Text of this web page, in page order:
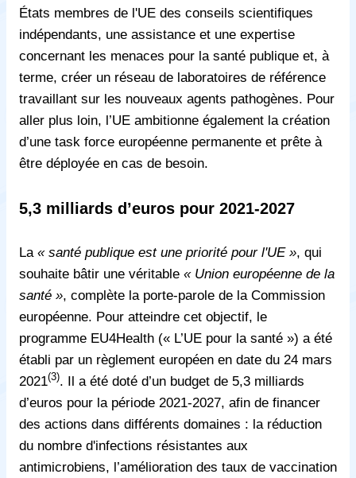
États membres de l'UE des conseils scientifiques
indépendants, une assistance et une expertise
concernant les menaces pour la santé publique et, à
terme, créer un réseau de laboratoires de référence
travaillant sur les nouveaux agents pathogènes. Pour
aller plus loin, l’UE ambitionne également la création
d’une task force européenne permanente et prête à
être déployée en cas de besoin.
5,3 milliards d’euros pour 2021-2027
La « santé publique est une priorité pour l'UE », qui
souhaite bâtir une véritable « Union européenne de la
santé », complète la porte-parole de la Commission
européenne. Pour atteindre cet objectif, le
programme EU4Health (« L’UE pour la santé ») a été
établi par un règlement européen en date du 24 mars
2021(3). Il a été doté d’un budget de 5,3 milliards
d’euros pour la période 2021-2027, afin de financer
des actions dans différents domaines : la réduction
du nombre d'infections résistantes aux
antimicrobiens, l’amélioration des taux de vaccination